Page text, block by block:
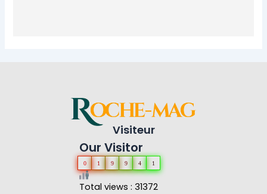
Visiteur
Our Visitor
0 1 9 9 4 1
Total views : 31372